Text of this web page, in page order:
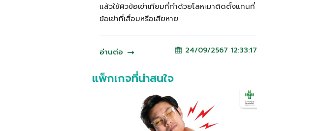
แล้วใช้ผิวข้อเข่าเทียมที่ทำด้วยโลหะมาติดตั้งแทนที่
ข้อเข่าที่เสื่อมหรือเสียหาย
อ่านต่อ 24/09/2567 12:33:17
แพ็กเกจที่น่าสนใจ